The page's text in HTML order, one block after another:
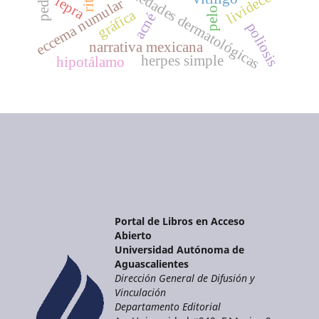
pelo
narrativa mexicana
eccema numularacné
herpes simple
lepra
hipotálamo poliosis
gráfica
Portal de Libros en Acceso
Abierto
Universidad Autónoma de
Aguascalientes
Dirección General de Difusión y
Vinculación
Departamento Editorial